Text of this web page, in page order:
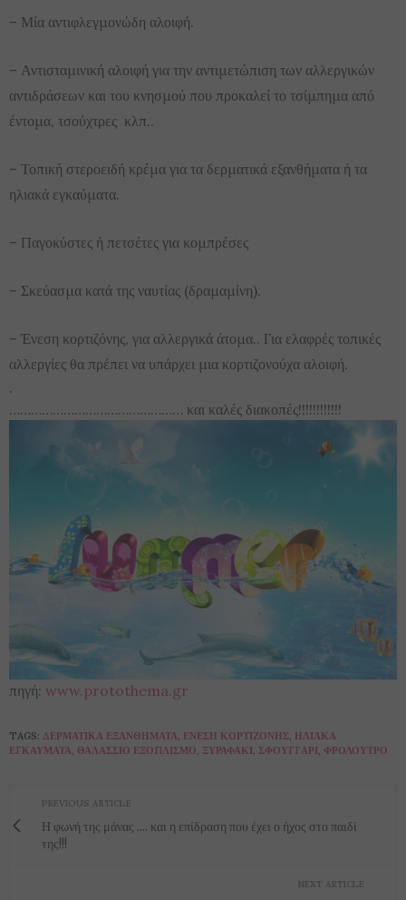
– Μία αντιφλεγμονώδη αλοιφή.
– Αντισταμινική αλοιφή για την αντιμετώπιση των αλλεργικών
αντιδράσεων και του κνησμού που προκαλεί το τσίμπημα από
έντομα, τσούχτρες κλπ..
– Τοπική στεροειδή κρέμα για τα δερματικά εξανθήματα ή τα
ηλιακά εγκαύματα.
– Παγοκύστες ή πετσέτες για κομπρέσες
– Σκεύασμα κατά της ναυτίας (δραμαμίνη).
– Ένεση κορτιζόνης, για αλλεργικά άτομα.. Για ελαφρές τοπικές
αλλεργίες θα πρέπει να υπάρχει μια κορτιζονούχα αλοιφή.
.
………………………………………… και καλές διακοπές!!!!!!!!!!!!
πηγή: www.protothema.gr
TAGS: ΔΕΡΜΑΤΙΚΆ ΕΞΑΝΘΉΜΑΤΑ ΈΝΕΣΗ ΚΟΡΤΙΖΌΝΗΣ ΗΛΙΑΚΆ
ΕΓΚΑΎΜΑΤΑ ΘΑΛΆΣΣΙΟ ΕΞΟΠΛΙΣΜΌ ΞΥΡΑΦΆΚΙ ΣΦΟΥΓΓΆΡΙ ΦΡΌΛΟΥΤΡΟ
PREVIOUS ARTICLE
Η φωνή της μάνας .... και η επίδραση που έχει ο ήχος στο παιδί
της!!!
NEXT ARTICLE